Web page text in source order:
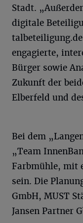
Stadt.
digitale
engagierte,
Bürger sowie
Zukunft der
Elberfeld und
Bei dem
„Team
Farbmühle, mit
sein. Die
GmbH, MUST
Jansen Partner